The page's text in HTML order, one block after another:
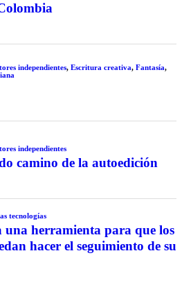
independientes, Escritura creativa, Fantasía,
independientes
camino de la autoedición
tecnologías
una herramienta para que los
hacer el seguimiento de su